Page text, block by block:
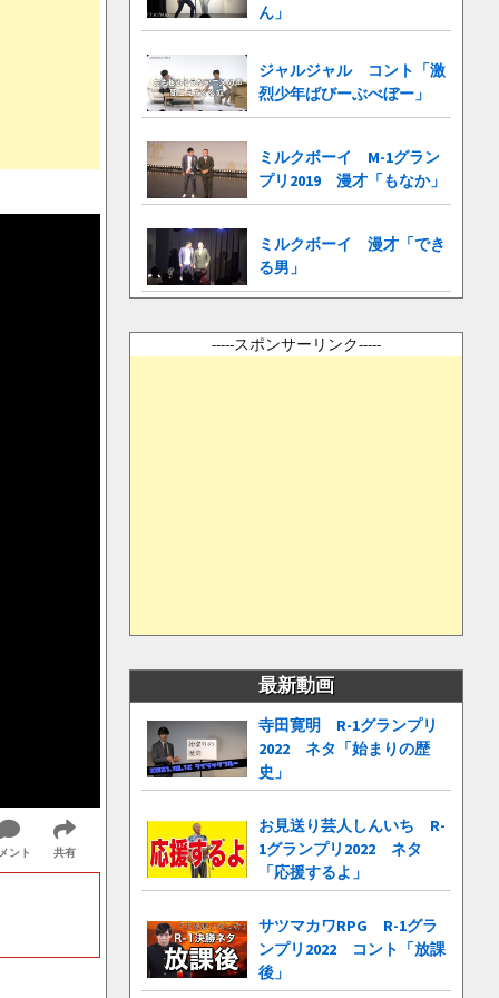
ント 共有
ん」
ジャルジャル コント「激
烈少年ばびーぶべぼー」
ミルクボーイ M-1グラン
プリ2019 漫才「もなか」
ミルクボーイ 漫才「でき
る男」
-----スポンサーリンク-----
最新動画
寺田寛明 R-1グランプリ
2022 ネタ「始まりの歴
史」
お見送り芸人しんいち R-
1グランプリ2022 ネタ
「応援するよ」
サツマカワRPG R-1グラ
ンプリ2022 コント「放課
後」